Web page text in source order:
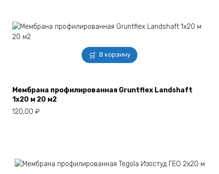
В корзину
Мембрана профилированная Gruntflex Landshaft
1х20 м 20 м2
120,00 ₽